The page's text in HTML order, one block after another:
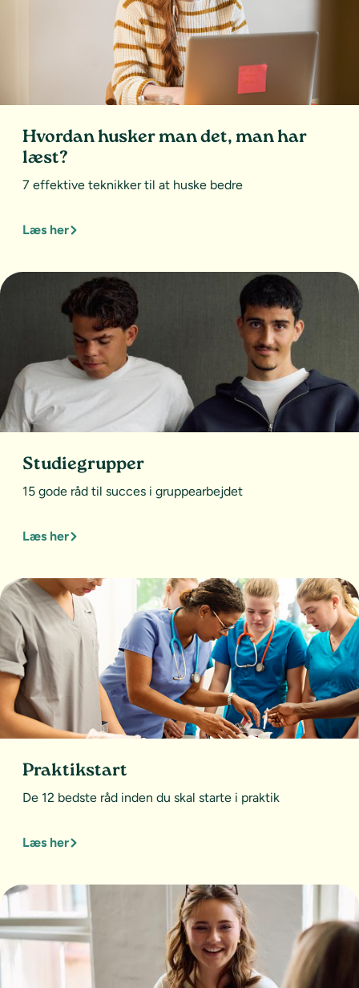
Hvordan husker man det, man har
læst?
7 effektive teknikker til at huske bedre
Læs her
Studiegrupper
15 gode råd til succes i gruppearbejdet
Læs her
Praktikstart
De 12 bedste råd inden du skal starte i praktik
Læs her